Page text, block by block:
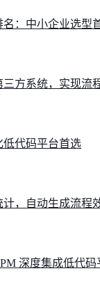
：中小企业选型
方系统，实现流
低代码平台首选
，自动生成流程
深度集成低代码